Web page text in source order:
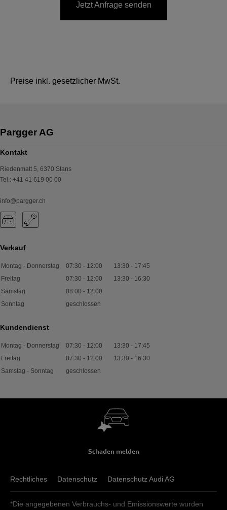
Jetzt Anfrage senden
Preise inkl. gesetzlicher MwSt.
Kontakt
Riedenmatt 5, 6370 Stans
Tel.: +41 41 619 00 00
info@pargger.ch
Verkauf
Montag - Donnerstag 07:30 - 12:00 13:30 - 17:45
Freitag
07:30 - 12:00 13:30 - 16:30
Samstag
08:00 - 12:00
Sonntag
geschlossen
Kundendienst
Montag - Donnerstag 07:30 - 12:00 13:30 - 17:45
Freitag
07:30 - 12:00 13:30 - 16:30
Samstag - Sonntag
geschlossen
Schaden melden
Rechtliches Datenschutz Datenschutz Audi AG
*Die angegebenen Verbrauchs- und Emissionswerte wurden